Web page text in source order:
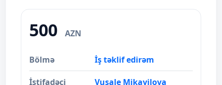
500 AZN
Bölmə İş təklif edirəm
İstifadəçi Vusale Mikayilova